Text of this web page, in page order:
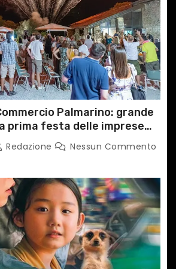
Palmarino: grande
prima festa delle imprese
Redazione Nessun Commento